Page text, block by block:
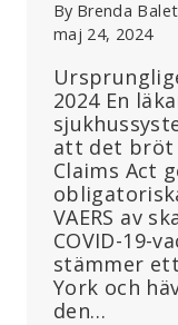
By Brenda
maj 24, 2024
2024 En
att det bröt
Claims Act
VAERS av
COVID-19-
stämmer
York och
den…